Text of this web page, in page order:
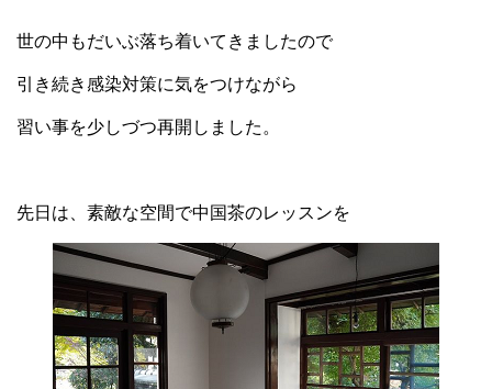
世の中もだいぶ落ち着いてきましたので
引き続き感染対策に気をつけながら
習い事を少しづつ再開しました。
先日は、素敵な空間で中国茶のレッスンを